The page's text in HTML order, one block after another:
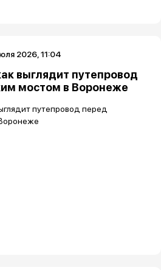
2026, 11:04
выглядит путепровод
мостом в Воронеже